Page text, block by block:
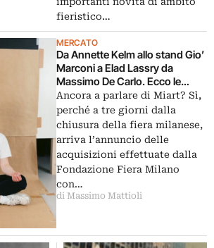
fieristico…
MERCATO
Da Annette Kelm allo stand Gio’
Marconi a Elad Lassry da
Massimo De Carlo. Ecco le
acquisizioni della Fondazione
Fiera Milano a Miart
Ancora a parlare di Miart? Sì,
perché a tre giorni dalla
chiusura della fiera milanese,
arriva l’annuncio delle
acquisizioni effettuate dalla
Fondazione Fiera Milano
con…
di Massimo Mattioli